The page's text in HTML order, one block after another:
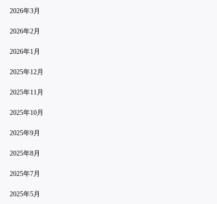
2026年3月
2026年2月
2026年1月
2025年12月
2025年11月
2025年10月
2025年9月
2025年8月
2025年7月
2025年5月